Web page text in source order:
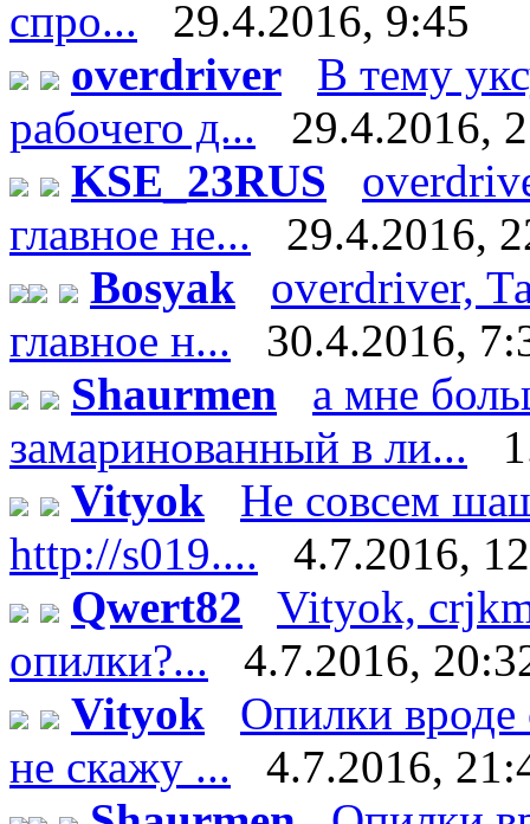
спро...
29.4.2016, 9:45
overdriver
В тему
рабочего д...
29.4.2016,
KSE_23RUS
главное не...
29.4.2016,
Bosyak
overdriver,
главное н...
30.4.2016,
Shaurmen
а мне
замаринованный в ли...
Vityok
Не совсем
http://s019....
4.7.2016,
Qwert82
Vityok,
опилки?...
4.7.2016,
Vityok
Опилки вроде
не скажу ...
4.7.2016,